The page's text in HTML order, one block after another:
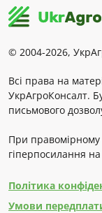
© 2004-2026,
Всі права на
УкрАгроКонсалт.
письмового
При правомірному
гіперпосилання на
Політика
Умови